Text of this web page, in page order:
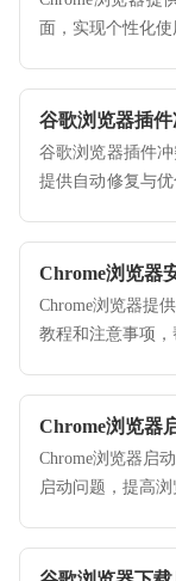
面，实现个性化使
谷歌浏览器插
谷歌浏览器插件
提供自动修复与
Chrome浏览器
Chrome浏览器提
教程和注意事项，
Chrome浏览器
Chrome浏览器启
启动问题，提高